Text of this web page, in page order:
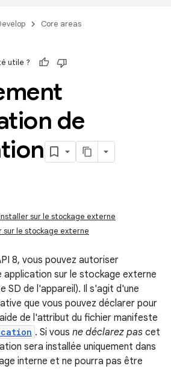
Core areas
utile ?
de
sur le stockage externe
sur le stockage externe
8, vous pouvez autoriser
sur le stockage externe
SD de l'appareil). Il s'agit d'une
que vous pouvez déclarer pour
de l'attribut du fichier manifeste
. Si vous ne déclarez pas cet
sera installée uniquement dans
interne et ne pourra pas être